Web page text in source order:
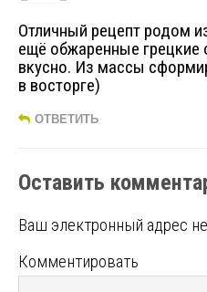
Отличный рецепт родом
ещё обжаренные грецкие
вкусно. Из массы
в восторге)
ОТВЕТИТЬ
Оставить
Ваш электронный адрес
Комментировать